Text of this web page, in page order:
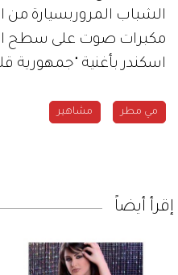
الشباب المروربسيارة من
مكبرات صوت على سطح
اسكندر بأغنية "جمهورية
مي مطر مشاهير
إقرأ أيضاً